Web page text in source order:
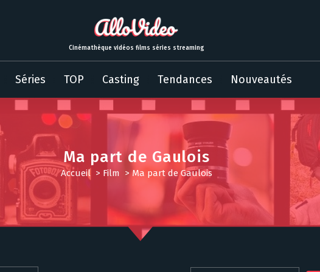
Cinémathèque vidéos films séries streaming
Séries TOP Casting Tendances Nouveautés
Ma part de Gaulois
Accueil > Film >Ma part de Gaulois